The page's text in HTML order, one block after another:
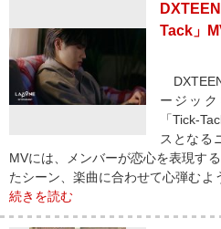
Tack」
ージッ
「Tick-
スとなる
MVには、メンバーが恋心を表現す
たシーン、楽曲に合わせて心弾むよ
続きを読む